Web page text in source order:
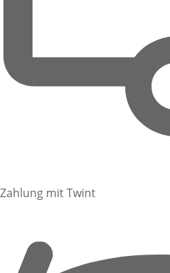
Zahlung mit Twint